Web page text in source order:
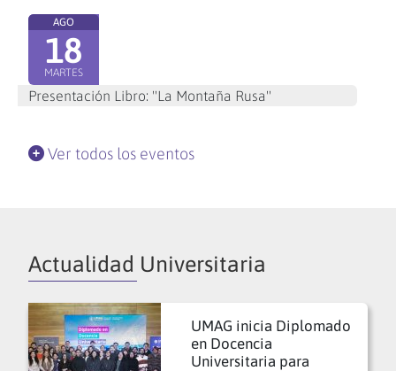
AGO
18
MARTES
Presentación Libro: "La Montaña Rusa"
Ver todos los eventos
Actualidad Universitaria
UMAG inicia Diplomado
en Docencia
Universitaria para